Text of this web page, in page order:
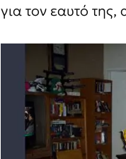
για τον εαυτό